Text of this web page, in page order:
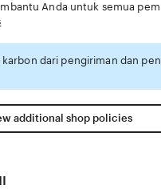
Anda untuk semua
karbon dari pengiriman dan
additional shop policies